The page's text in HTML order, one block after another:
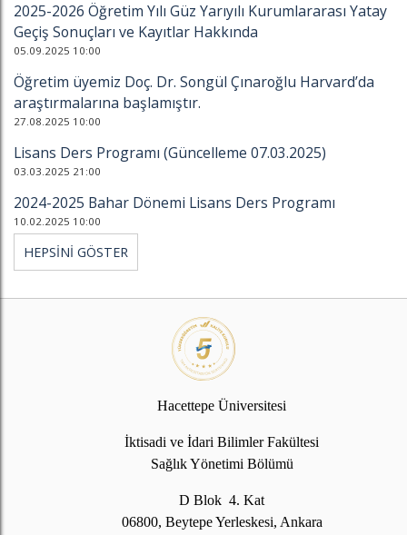
2025-2026 Öğretim Yılı Güz Yarıyılı Kurumlararası Yatay
Geçiş Sonuçları ve Kayıtlar Hakkında
05.09.2025 10:00
Öğretim üyemiz Doç. Dr. Songül Çınaroğlu Harvard’da
araştırmalarına başlamıştır.
27.08.2025 10:00
Lisans Ders Programı (Güncelleme 07.03.2025)
03.03.2025 21:00
2024-2025 Bahar Dönemi Lisans Ders Programı
10.02.2025 10:00
HEPSİNİ GÖSTER
Hacettepe Üniversitesi
İktisadi ve İdari Bilimler Fakültesi
Sağlık Yönetimi Bölümü
D Blok 4. Kat
06800, Beytepe Yerleskesi, Ankara